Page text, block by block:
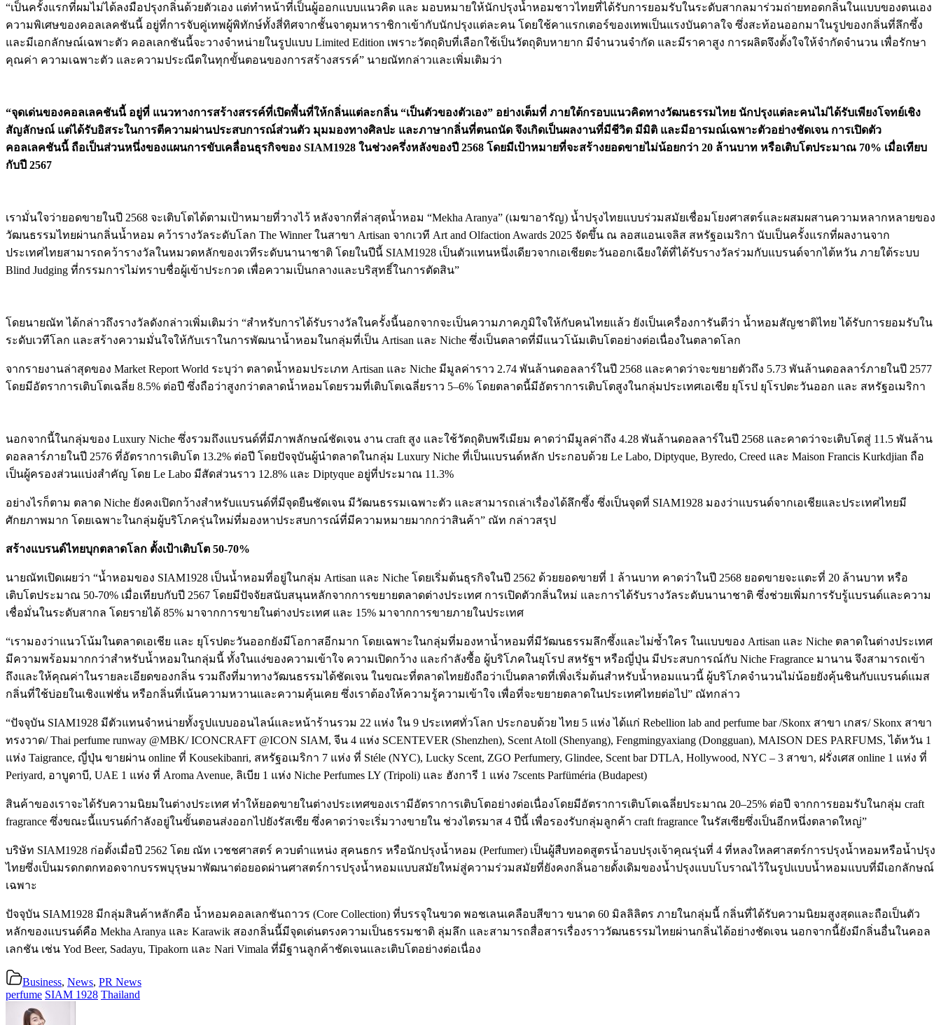
“เป็นครั้งแรกที่ผมไม่ได้ลงมือปรุงกลิ่นด้วยตัวเอง แต่ทำหน้าที่เป็นผู้ออกแบบแนวคิด และ มอบหมายให้นักปรุงน้ำหอมชาวไทยที่ได้รับการยอมรับในระดับสากลมาร่วมถ่ายทอดกลิ่นในแบบของตนเอง
ความพิเศษของคอลเลคชันนี้ อยู่ที่การจับคู่เทพผู้พิทักษ์ทั้งสี่ทิศจากชั้นจาตุมหาราชิกาเข้ากับนักปรุงแต่ละคน โดยใช้คาแรกเตอร์ของเทพเป็นแรงบันดาลใจ ซึ่งสะท้อนออกมาในรูปของกลิ่นที่ลึกซึ้ง
และมีเอกลักษณ์เฉพาะตัว คอลเลกชันนี้จะวางจำหน่ายในรูปแบบ Limited Edition เพราะวัตถุดิบที่เลือกใช้เป็นวัตถุดิบหายาก มีจำนวนจำกัด และมีราคาสูง การผลิตจึงตั้งใจให้จำกัดจำนวน เพื่อรักษา
คุณค่า ความเฉพาะตัว และความประณีตในทุกขั้นตอนของการสร้างสรรค์” นายณัทกล่าวและเพิ่มเติมว่า
“จุดเด่นของคอลเลคชันนี้ อยู่ที่ แนวทางการสร้างสรรค์ที่เปิดพื้นที่ให้กลิ่นแต่ละกลิ่น“เป็นตัวของตัวเอง” อย่างเต็มที่ ภายใต้กรอบแนวคิดทางวัฒนธรรมไทย นักปรุงแต่ละคนไม่ได้รับเพียงโจทย์เชิง
สัญลักษณ์ แต่ได้รับอิสระในการตีความผ่านประสบการณ์ส่วนตัว มุมมองทางศิลปะ และภาษากลิ่นที่ตนถนัด จึงเกิดเป็นผลงานที่มีชีวิต มีมิติ และมีอารมณ์เฉพาะตัวอย่างชัดเจน การเปิดตัว
คอลเลคชันนี้ ถือเป็นส่วนหนึ่งของแผนการขับเคลื่อนธุรกิจของ SIAM1928 ในช่วงครึ่งหลังของปี 2568 โดยมีเป้าหมายที่จะสร้างยอดขายไม่น้อยกว่า 20 ล้านบาท หรือเติบโตประมาณ 70% เมื่อเทียบ
กับปี 2567
เรามั่นใจว่ายอดขายในปี 2568 จะเติบโตได้ตามเป้าหมายที่วางไว้ หลังจากที่ล่าสุดน้ำหอม “Mekha Aranya” (เมฆาอารัญ) น้ำปรุงไทยแบบร่วมสมัยเชื่อมโยงศาสตร์และผสมผสานความหลากหลายของ
วัฒนธรรมไทยผ่านกลิ่นน้ำหอม คว้ารางวัลระดับโลก The Winner ในสาขา Artisan จากเวที Art and Olfaction Awards 2025 จัดขึ้น ณ ลอสแอนเจลิส สหรัฐอเมริกา นับเป็นครั้งแรกที่ผลงานจาก
ประเทศไทยสามารถคว้ารางวัลในหมวดหลักของเวทีระดับนานาชาติ โดยในปีนี้ SIAM1928 เป็นตัวแทนหนึ่งเดียวจากเอเชียตะวันออกเฉียงใต้ที่ได้รับรางวัลร่วมกับแบรนด์จากไต้หวัน ภายใต้ระบบ
Blind Judging ที่กรรมการไม่ทราบชื่อผู้เข้าประกวด เพื่อความเป็นกลางและบริสุทธิ์ในการตัดสิน”
โดยนายณัท ได้กล่าวถึงรางวัลดังกล่าวเพิ่มเติมว่า “สำหรับการได้รับรางวัลในครั้งนี้นอกจากจะเป็นความภาคภูมิใจให้กับคนไทยแล้ว ยังเป็นเครื่องการันตีว่า น้ำหอมสัญชาติไทย ได้รับการยอมรับใน
ระดับเวทีโลก และสร้างความมั่นใจให้กับเราในการพัฒนาน้ำหอมในกลุ่มที่เป็น Artisan และ Niche ซึ่งเป็นตลาดที่มีแนวโน้มเติบโตอย่างต่อเนื่องในตลาดโลก
จากรายงานล่าสุดของ Market Report World ระบุว่า ตลาดน้ำหอมประเภท Artisan และ Niche มีมูลค่าราว 2.74 พันล้านดอลลาร์ในปี 2568 และคาดว่าจะขยายตัวถึง 5.73 พันล้านดอลลาร์ภายในปี 2577
โดยมีอัตราการเติบโตเฉลี่ย 8.5% ต่อปี ซึ่งถือว่าสูงกว่าตลาดน้ำหอมโดยรวมที่เติบโตเฉลี่ยราว 5–6% โดยตลาดนี้มีอัตราการเติบโตสูงในกลุ่มประเทศเอเชีย ยุโรป ยุโรปตะวันออก และ สหรัฐอเมริกา
นอกจากนี้ในกลุ่มของ Luxury Niche ซึ่งรวมถึงแบรนด์ที่มีภาพลักษณ์ชัดเจน งาน craft สูง และใช้วัตถุดิบพรีเมียม คาดว่ามีมูลค่าถึง 4.28 พันล้านดอลลาร์ในปี 2568 และคาดว่าจะเติบโตสู่ 11.5 พันล้าน
ดอลลาร์ภายในปี 2576 ที่อัตราการเติบโต 13.2% ต่อปี โดยปัจจุบันผู้นำตลาดในกลุ่ม Luxury Niche ที่เป็นแบรนด์หลัก ประกอบด้วย Le Labo, Diptyque, Byredo, Creed และ Maison Francis Kurkdjian ถือ
เป็นผู้ครองส่วนแบ่งสำคัญ โดย Le Labo มีสัดส่วนราว 12.8% และ Diptyque อยู่ที่ประมาณ 11.3%
อย่างไรก็ตาม ตลาด Niche ยังคงเปิดกว้างสำหรับแบรนด์ที่มีจุดยืนชัดเจน มีวัฒนธรรมเฉพาะตัว และสามารถเล่าเรื่องได้ลึกซึ้ง ซึ่งเป็นจุดที่ SIAM1928 มองว่าแบรนด์จากเอเชียและประเทศไทยมี
ศักยภาพมาก โดยเฉพาะในกลุ่มผู้บริโภครุ่นใหม่ที่มองหาประสบการณ์ที่มีความหมายมากกว่าสินค้า” ณัท กล่าวสรุป
สร้างแบรนด์ไทยบุกตลาดโลก ตั้งเป้าเติบโต 50-70%
นายณัทเปิดเผยว่า “น้ำหอมของ SIAM1928 เป็นน้ำหอมที่อยู่ในกลุ่ม Artisan และ Niche โดยเริ่มต้นธุรกิจในปี 2562 ด้วยยอดขายที่ 1 ล้านบาท คาดว่าในปี 2568 ยอดขายจะแตะที่ 20 ล้านบาท หรือ
เติบโตประมาณ 50-70% เมื่อเทียบกับปี 2567 โดยมีปัจจัยสนับสนุนหลักจากการขยายตลาดต่างประเทศ การเปิดตัวกลิ่นใหม่ และการได้รับรางวัลระดับนานาชาติ ซึ่งช่วยเพิ่มการรับรู้แบรนด์และความ
เชื่อมั่นในระดับสากล โดยรายได้ 85% มาจากการขายในต่างประเทศ และ 15% มาจากการขายภายในประเทศ
“เรามองว่าแนวโน้มในตลาดเอเชีย และ ยุโรปตะวันออกยังมีโอกาสอีกมาก โดยเฉพาะในกลุ่มที่มองหาน้ำหอมที่มีวัฒนธรรมลึกซึ้งและไม่ซ้ำใคร ในแบบของ Artisan และ Niche ตลาดในต่างประเทศ
มีความพร้อมมากกว่าสำหรับน้ำหอมในกลุ่มนี้ ทั้งในแง่ของความเข้าใจ ความเปิดกว้าง และกำลังซื้อ ผู้บริโภคในยุโรป สหรัฐฯ หรือญี่ปุ่น มีประสบการณ์กับ Niche Fragrance มานาน จึงสามารถเข้า
ถึงและให้คุณค่าในรายละเอียดของกลิ่น รวมถึงที่มาทางวัฒนธรรมได้ชัดเจน ในขณะที่ตลาดไทยยังถือว่าเป็นตลาดที่เพิ่งเริ่มต้นสำหรับน้ำหอมแนวนี้ ผู้บริโภคจำนวนไม่น้อยยังคุ้นชินกับแบรนด์แมส
กลิ่นที่ใช้บ่อยในเชิงแฟชั่น หรือกลิ่นที่เน้นความหวานและความคุ้นเคย ซึ่งเราต้องให้ความรู้ความเข้าใจ เพื่อที่จะขยายตลาดในประเทศไทยต่อไป” ณัทกล่าว
“ปัจจุบัน SIAM1928 มีตัวแทนจำหน่ายทั้งรูปแบบออนไลน์และหน้าร้านรวม 22 แห่ง ใน 9 ประเทศทั่วโลก ประกอบด้วย ไทย 5 แห่ง ได้แก่ Rebellion lab and perfume bar /Skonx สาขา เกสร/ Skonx สาขา
ทรงวาด/ Thai perfume runway @MBK/ ICONCRAFT @ICON SIAM, จีน 4 แห่ง SCENTEVER (Shenzhen), Scent Atoll (Shenyang), Fengmingyaxiang (Dongguan), MAISON DES PARFUMS, ไต้หวัน 1
แห่ง Taigrance, ญี่ปุ่น ขายผ่าน online ที่ Kousekibanri, สหรัฐอเมริกา 7 แห่ง ที่ Stéle (NYC), Lucky Scent, ZGO Perfumery, Glindee, Scent bar DTLA, Hollywood, NYC – 3 สาขา, ฝรั่งเศส online 1 แห่ง ที่
Periyard, อาบูดาบี, UAE 1 แห่ง ที่ Aroma Avenue, ลิเบีย 1 แห่ง Niche Perfumes LY (Tripoli) และ ฮังการี 1 แห่ง 7scents Parfüméria (Budapest)
สินค้าของเราจะได้รับความนิยมในต่างประเทศ ทำให้ยอดขายในต่างประเทศของเรามีอัตราการเติบโตอย่างต่อเนื่องโดยมีอัตราการเติบโตเฉลี่ยประมาณ 20–25% ต่อปี จากการยอมรับในกลุ่ม craft
fragrance ซึ่งขณะนี้แบรนด์กำลังอยู่ในขั้นตอนส่งออกไปยังรัสเซีย ซึ่งคาดว่าจะเริ่มวางขายใน ช่วงไตรมาส 4 ปีนี้ เพื่อรองรับกลุ่มลูกค้า craft fragrance ในรัสเซียซึ่งเป็นอีกหนึ่งตลาดใหญ่”
บริษัท SIAM1928 ก่อตั้งเมื่อปี 2562 โดย ณัท เวชชศาสตร์ ควบตำแหน่ง สุคนธกร หรือนักปรุงน้ำหอม (Perfumer) เป็นผู้สืบทอดสูตรน้ำอบปรุงเจ้าคุณรุ่นที่ 4 ที่หลงใหลศาสตร์การปรุงน้ำหอมหรือน้ำปรุง
ไทยซึ่งเป็นมรดกตกทอดจากบรรพบุรุษมาพัฒนาต่อยอดผ่านศาสตร์การปรุงน้ำหอมแบบสมัยใหม่สู่ความร่วมสมัยที่ยังคงกลิ่นอายดั้งเดิมของน้ำปรุงแบบโบราณไว้ในรูปแบบน้ำหอมแบบที่มีเอกลักษณ์
เฉพาะ
ปัจจุบัน SIAM1928 มีกลุ่มสินค้าหลักคือ น้ำหอมคอลเลกชันถาวร (Core Collection) ที่บรรจุในขวด พอชเลนเคลือบสีขาว ขนาด 60 มิลลิลิตร ภายในกลุ่มนี้ กลิ่นที่ได้รับความนิยมสูงสุดและถือเป็นตัว
หลักของแบรนด์คือ Mekha Aranya และ Karawik สองกลิ่นนี้มีจุดเด่นตรงความเป็นธรรมชาติ ลุ่มลึก และสามารถสื่อสารเรื่องราววัฒนธรรมไทยผ่านกลิ่นได้อย่างชัดเจน นอกจากนี้ยังมีกลิ่นอื่นในคอล
เลกชัน เช่น Yod Beer, Sadayu, Tipakorn และ Nari Vimala ที่มีฐานลูกค้าชัดเจนและเติบโตอย่างต่อเนื่อง
Business, News, PR News
perfume SIAM 1928 Thailand